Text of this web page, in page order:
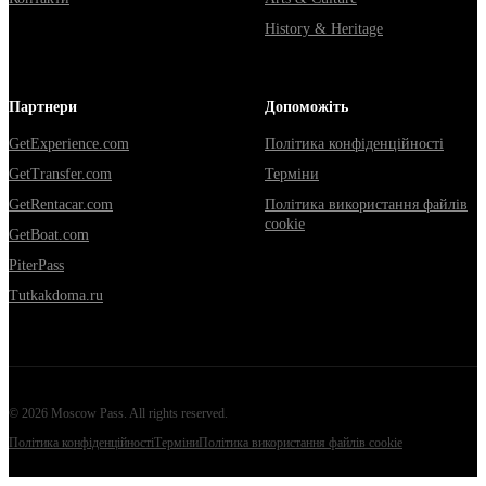
History & Heritage
Партнери
GetExperience.com
GetTransfer.com
GetRentacar.com
GetBoat.com
PiterPass
Tutkakdoma.ru
Допоможіть
Політика конфіденційності
Терміни
Політика використання файлів
cookie
© 2026 Moscow Pass . All rights reserved.
Політика конфіденційностіТерміниПолітика використання файлів cookie